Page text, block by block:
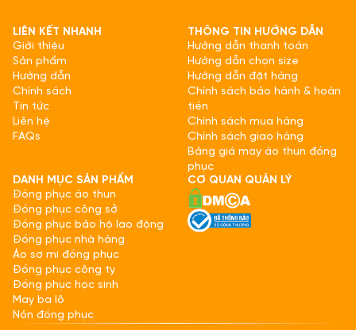
LIÊN KẾT NHANH
Giới thiệu
Sản phẩm
Hướng dẫn
Chính sách
Tin tức
Liên hệ
FAQs
THÔNG TIN HƯỚNG DẪN
Hướng dẫn thanh toán
Hướng dẫn chọn size
Hướng dẫn đặt hàng
Chính sách bảo hành & hoàn
tiền
Chính sách mua hàng
Chính sách giao hàng
Bảng giá may áo thun đồng
phục
DANH MỤC SẢN PHẨM
Đồng phục áo thun
Đồng phục công sở
Đồng phục bảo hộ lao động
Đồng phục nhà hàng
Áo sơ mi đồng phục
Đồng phục công ty
Đồng phục học sinh
May ba lô
Nón đồng phục
CƠ QUAN QUẢN LÝ